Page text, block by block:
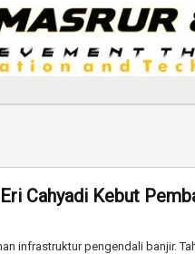
Cahyadi Kebut
infrastruktur pengendali banjir.